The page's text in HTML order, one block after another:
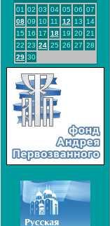
01 02 03 04 05 06 07
08 09 10 11 12 13
14
15 16 17 18 19 20 21
22 23 24 25 26 27 28
29 30